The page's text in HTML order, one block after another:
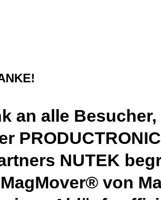
an alle
NUTEK
von